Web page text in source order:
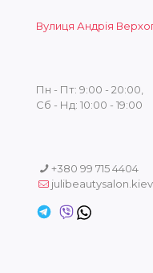
Вулиця Андрія
Пн - Пт: 9:00 - 20:00,
Сб - Нд: 10:00 - 19:00
+380 99 715 4404